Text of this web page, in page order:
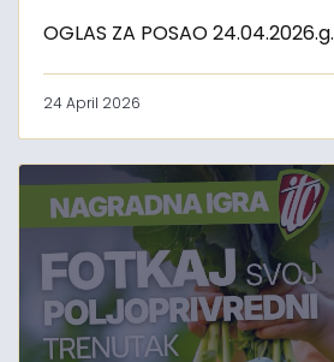
OGLAS ZA POSAO 24.04.2026.g.
24 April 2026